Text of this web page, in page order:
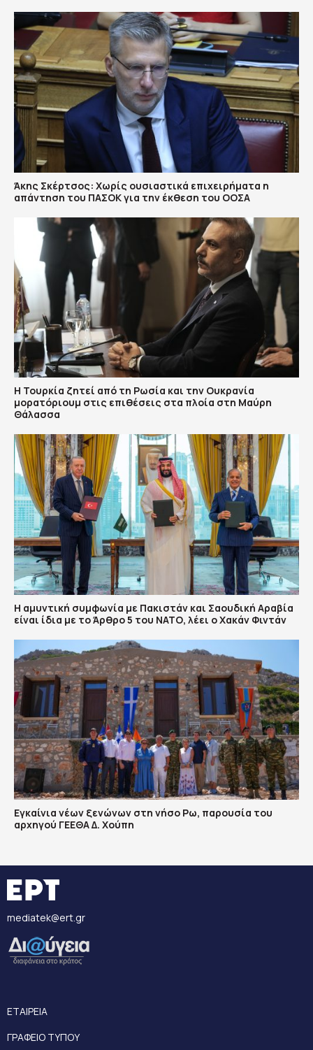
Άκης Σκέρτσος: Χωρίς ουσιαστικά επιχειρήματα η
απάντηση του ΠΑΣΟΚ για την έκθεση του ΟΟΣΑ
Η Τουρκία ζητεί από τη Ρωσία και την Ουκρανία
μορατόριουμ στις επιθέσεις στα πλοία στη Μαύρη
Θάλασσα
Η αμυντική συμφωνία με Πακιστάν και Σαουδική Αραβία
είναι ίδια με το Άρθρο 5 του ΝΑΤΟ, λέει ο Χακάν Φιντάν
Εγκαίνια νέων ξενώνων στη νήσο Ρω, παρουσία του
αρχηγού ΓΕΕΘΑ Δ. Χούπη
mediatek@ert.gr
ΕΤΑΙΡΕΙΑ
ΓΡΑΦΕΙΟ ΤΥΠΟΥ